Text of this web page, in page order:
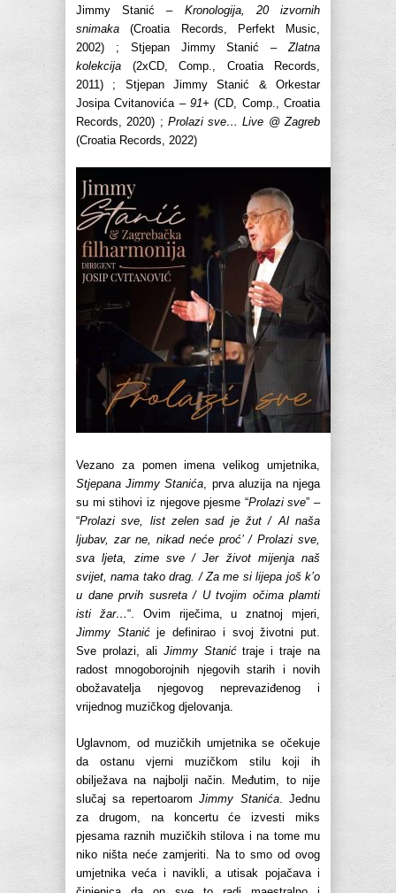
Jimmy Stanić – Kronologija, 20 izvornih
snimaka (Croatia Records, Perfekt Music,
2002) ; Stjepan Jimmy Stanić –Zlatna
kolekcija (2xCD, Comp., Croatia Records,
2011) ; Stjepan Jimmy Stanić & Orkestar
Josipa Cvitanovića – 91+ (CD, Comp., Croatia
Records, 2020) ; Prolazi sve… Live @ Zagreb
(Croatia Records, 2022)
Vezano za pomen imena velikog umjetnika,
Stjepana Jimmy Stanića, prva aluzija na njega
su mi stihovi iz njegove pjesme “Prolazi sve” –
“Prolazi sve, list zelen sad je žut / Al naša
ljubav, zar ne, nikad neće proć’ / Prolazi sve,
sva ljeta, zime sve / Jer život mijenja naš
svijet, nama tako drag. / Za me si lijepa još k’o
u dane prvih susreta / U tvojim očima plamti
isti žar…“. Ovim riječima, u znatnoj mjeri,
Jimmy Stanićje definirao i svoj životni put.
Sve prolazi, ali Jimmy Stanićtraje i traje na
radost mnogoborojnih njegovih starih i novih
obožavatelja njegovog neprevaziđenog i
vrijednog muzičkog djelovanja.
Uglavnom, od muzičkih umjetnika se očekuje
da ostanu vjerni muzičkom stilu koji ih
obilježava na najbolji način. Međutim, to nije
slučaj sa repertoaromJimmy Stanića. Jednu
za drugom, na koncertu će izvesti miks
pjesama raznih muzičkih stilova i na tome mu
niko ništa neće zamjeriti. Na to smo od ovog
umjetnika veća i navikli, a utisak pojačava i